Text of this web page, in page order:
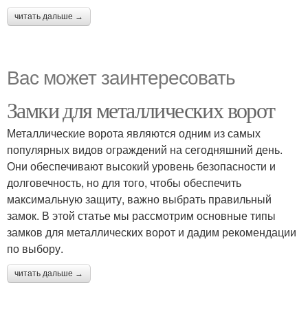
читать дальше →
Вас может заинтересовать
Замки для металлических ворот
Металлические ворота являются одним из самых
популярных видов ограждений на сегодняшний день.
Они обеспечивают высокий уровень безопасности и
долговечность, но для того, чтобы обеспечить
максимальную защиту, важно выбрать правильный
замок. В этой статье мы рассмотрим основные типы
замков для металлических ворот и дадим рекомендации
по выбору.
читать дальше →